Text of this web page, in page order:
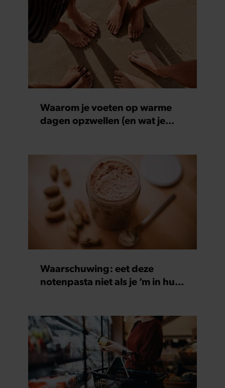
Waarom je voeten op warme
dagen opzwellen (en wat je
Waarschuwing: eet deze
notenpasta niet als je ‘m in huis